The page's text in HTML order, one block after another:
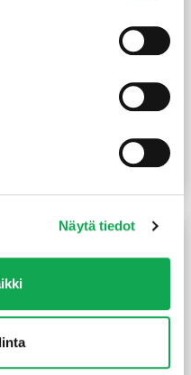
Näytä tiedot
Sisustuspaneeli Effex Snow
TILAUSTUOTE